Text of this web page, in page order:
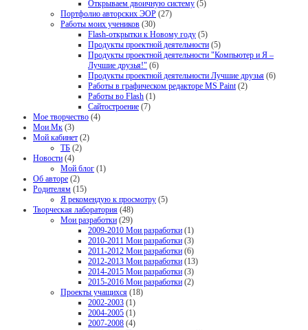
Открываем двоичную систему (5)
Портфолио авторских ЭОР (27)
Работы моих учеников (30)
Flash-открытки к Новому году (5)
Продукты проектной деятельности (5)
Продукты проектной деятельности "Компьютер и Я –
Лучшие друзья!" (6)
Продукты проектной деятельности Лучшие друзья (6)
Работы в графическом редакторе MS Paint (2)
Работы во Flash (1)
Сайтостроение (7)
Мое творчество (4)
Мои Мк (3)
Мой кабинет (2)
ТБ (2)
Новости (4)
Мой блог (1)
Об авторе (2)
Родителям (15)
Я рекомендую к просмотру (5)
Творческая лаборатория (48)
Мои разработки (29)
2009-2010 Мои разработки (1)
2010-2011 Мои разработки (3)
2011-2012 Мои разработки (6)
2012-2013 Мои разработки (13)
2014-2015 Мои разработки (3)
2015-2016 Мои разработки (2)
Проекты учащихся (18)
2002-2003 (1)
2004-2005 (1)
2007-2008 (4)